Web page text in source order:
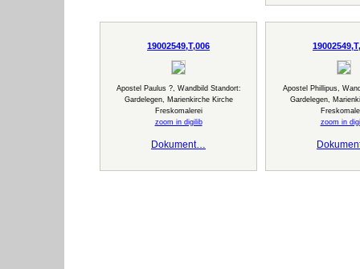
19002549,T,006
Apostel Paulus ?, Wandbild Standort:
Gardelegen, Marienkirche Kirche
Freskomalerei
zoom in digilib
Dokument…
Apostel Phillipus,
Gardelegen,
zoom in